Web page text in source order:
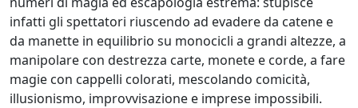
infatti gli spettatori riuscendo ad evadere da catene e
da manette in equilibrio su monocicli a grandi altezze, a
manipolare con destrezza carte, monete e corde, a fare
magie con cappelli colorati, mescolando comicità,
illusionismo, improvvisazione e imprese impossibili.